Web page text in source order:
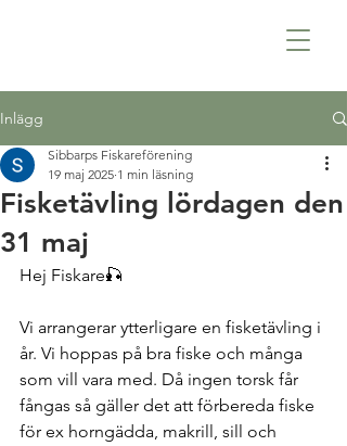
Inlägg
Fisketävling lördagen den
31 maj
Sibbarps Fiskareförening
19 maj 2025 1 min läsning
Hej Fiskare🎣
Vi arrangerar ytterligare en fisketävling i
år. Vi hoppas på bra fiske och många
som vill vara med. Då ingen torsk får
fångas så gäller det att förbereda fiske
för ex horngädda, makrill, sill och